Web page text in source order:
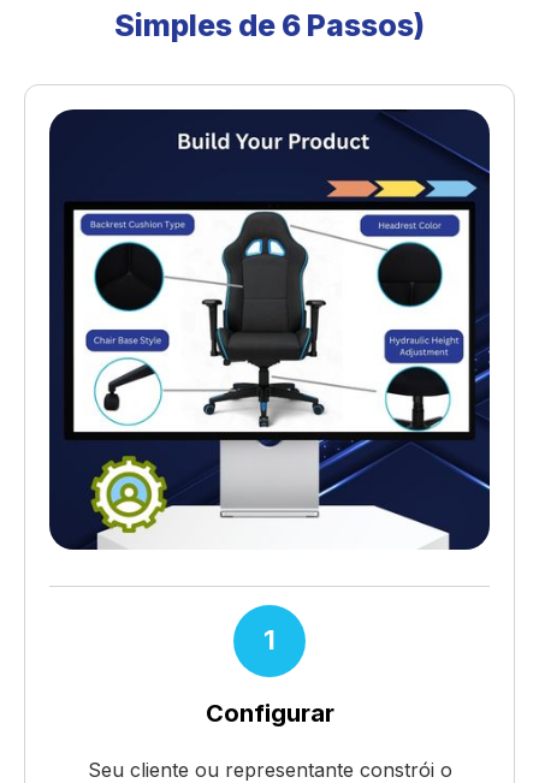
Simples de 6 Passos)
1
Configurar
Seu cliente ou representante constrói o